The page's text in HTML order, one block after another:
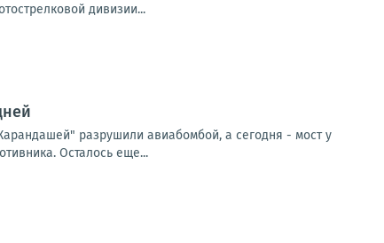
дивизии...
разрушили авиабомбой, а сегодня - мост у
Осталось еще...